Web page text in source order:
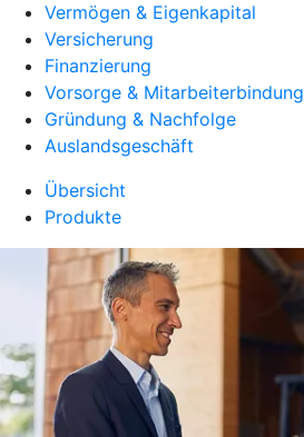
Vermögen & Eigenkapital
Versicherung
Finanzierung
Vorsorge & Mitarbeiterbindung
Gründung & Nachfolge
Auslandsgeschäft
Übersicht
Produkte